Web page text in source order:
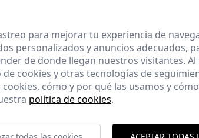
para mejorar tu experiencia de
personalizados y anuncios adecuados,
de donde llegan nuestros visitantes.
cookies y otras tecnologías de
cómo y por qué las usamos y
política de cookies.